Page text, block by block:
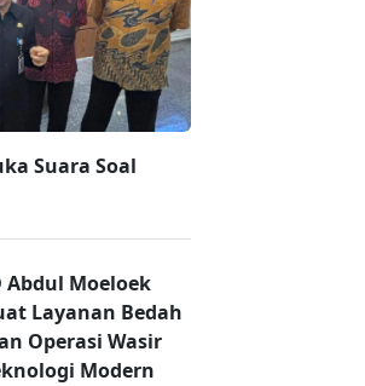
Suara Soal
Abdul Moeloek
Layanan Bedah
Operasi Wasir
Modern